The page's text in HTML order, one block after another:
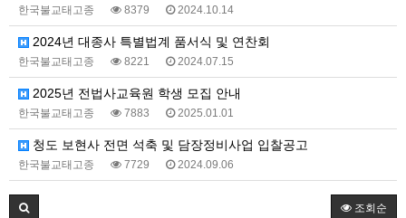
한국불교태고종 8379 2024.10.14
2024년 대종사 특별법계 품서식 및 연찬회
한국불교태고종 8221 2024.07.15
2025년 전법사교육원 학생 모집 안내
한국불교태고종 7883 2025.01.01
청도 보현사 전면 석축 및 담장정비사업 입찰공고
한국불교태고종 7729 2024.09.06
조회순